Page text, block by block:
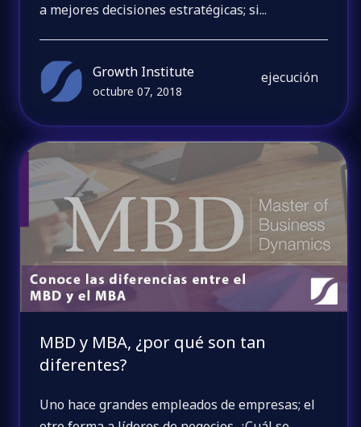
a mejores decisiones estratégicas; si...
Growth Institute
octubre 07, 2018
ejecución
MBD y MBA, ¿por qué son tan
diferentes?
Uno hace grandes empleados de empresas; el